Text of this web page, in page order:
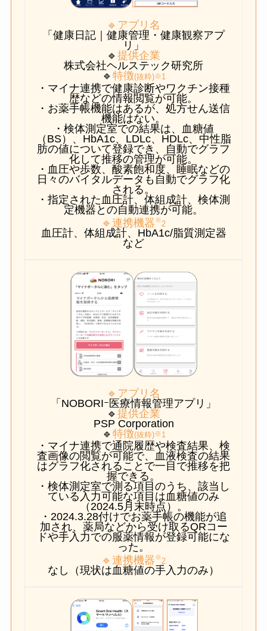
🔹アプリ名
「健康日記｜健康管理・健康観察アプ
リ」
🔹 提供企業
株式会社ヘルステック研究所
🔹 特徴(抜粋)※1
・マイナ連携で健康診断やワクチン接種
歴などの情報閲覧が可能。
・お薬手帳機能はあるが、処方せん送信
機能はない。
・検体測定室での結果は、血糖値
（BS）、HbA1c、LDLc、HDLc、中性脂
肪の値について登録でき、自動でグラフ
化して推移の管理が可能。
・血圧や歩数、酸素飽和度、睡眠などの
日々のバイタルデータも自動でグラフ化
される。
・指定された血圧計、体組成計、検体測
定機器との自動連携が可能。
🔹連携機器※2
血圧計、体組成計、HbA1c/脂質測定器
など
🔹アプリ名
「NOBORIｰ医療情報管理アプリ」
🔹 提供企業
PSP Corporation
🔹 特徴(抜粋)※1
・マイナ連携で通院履歴や検査結果、検
査画像の閲覧が可能で、血液検査の結果
はグラフ化されることで一目で推移を把
握できる。
・検体測定室で測る項目のうち、該当し
ている入力可能な項目は血糖値のみ
（2024.5月末時点）。
・2024.3.28付けでお薬手帳の機能が追
加され、薬局などから受け取るQRコー
ドや手入力での服薬情報が登録可能にな
った。
🔹連携機器※2
なし（現状は血糖値の手入力のみ）